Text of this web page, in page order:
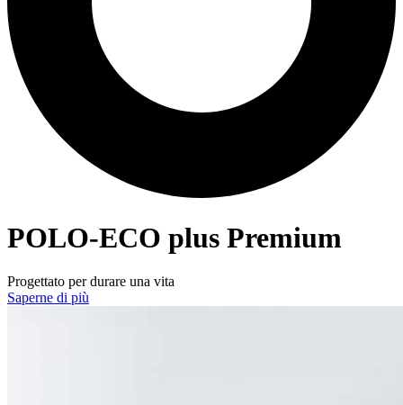
POLO-ECO plus Premium
Progettato per durare una vita
Saperne di più